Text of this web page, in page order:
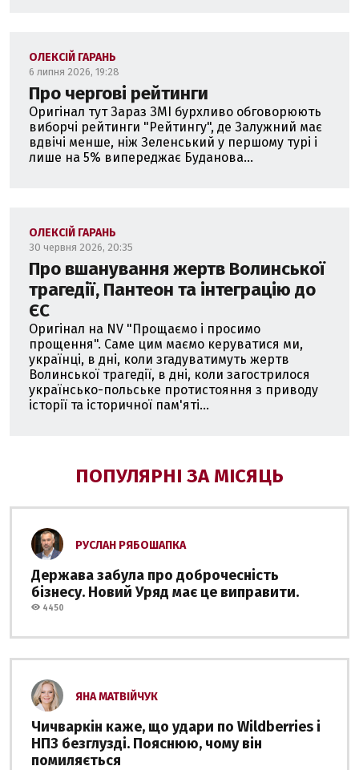
ОЛЕКСІЙ ГАРАНЬ
6 липня 2026, 19:28
Про чергові рейтинги
Оригінал тут Зараз ЗМІ бурхливо обговорюють
виборчі рейтинги "Рейтингу", де Залужний має
вдвічі менше, ніж Зеленський у першому турі і
лише на 5% випереджає Буданова...
ОЛЕКСІЙ ГАРАНЬ
30 червня 2026, 20:35
Про вшанування жертв Волинської
трагедії, Пантеон та інтеграцію до
ЄС
Оригінал на NV "Прощаємо і просимо
прощення". Саме цим маємо керуватися ми,
українці, в дні, коли згадуватимуть жертв
Волинської трагедії, в дні, коли загострилося
українсько-польське протистояння з приводу
історії та історичної пам'яті...
ПОПУЛЯРНІ ЗА МІСЯЦЬ
РУСЛАН РЯБОШАПКА
Держава забула про доброчесність
бізнесу. Новий Уряд має це виправити.
4450
ЯНА МАТВІЙЧУК
Чичваркін каже, що удари по Wildberries і
НПЗ безглузді. Пояснюю, чому він
помиляється